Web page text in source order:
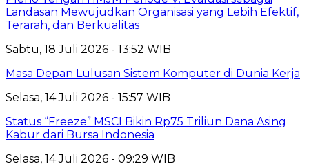
Landasan Mewujudkan Organisasi yang Lebih Efektif,
Terarah, dan Berkualitas
Sabtu, 18 Juli 2026 - 13:52 WIB
Masa Depan Lulusan Sistem Komputer di Dunia Kerja
Selasa, 14 Juli 2026 - 15:57 WIB
Status “Freeze” MSCI Bikin Rp75 Triliun Dana Asing
Kabur dari Bursa Indonesia
Selasa, 14 Juli 2026 - 09:29 WIB